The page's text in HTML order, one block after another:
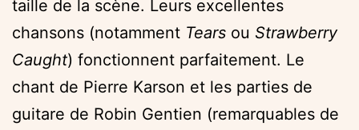
taille de la scène. Leurs excellentes
chansons (notamment Tears ou Strawberry
Caught) fonctionnent parfaitement. Le
chant de Pierre Karson et les parties de
guitare de Robin Gentien (remarquables de